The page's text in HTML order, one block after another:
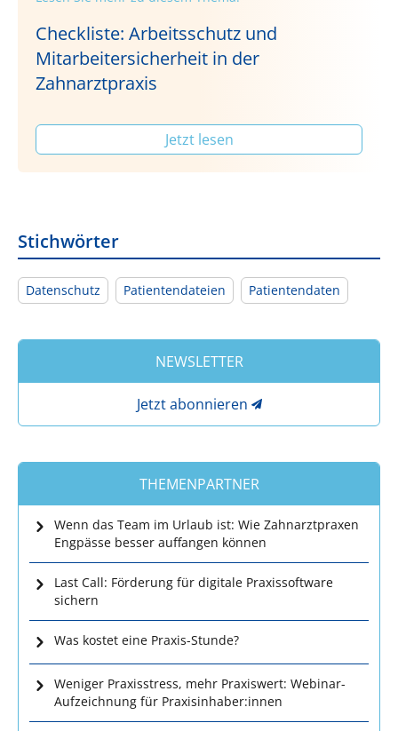
Checkliste: Arbeitsschutz und
Mitarbeitersicherheit in der
Zahnarztpraxis
Jetzt lesen
Stichwörter
Datenschutz Patientendateien Patientendaten
NEWSLETTER
Jetzt abonnieren
THEMENPARTNER
Wenn das Team im Urlaub ist: Wie Zahnarztpraxen
Engpässe besser auffangen können
Last Call: Förderung für digitale Praxissoftware
sichern
Was kostet eine Praxis-Stunde?
Weniger Praxisstress, mehr Praxiswert: Webinar-
Aufzeichnung für Praxisinhaber:innen